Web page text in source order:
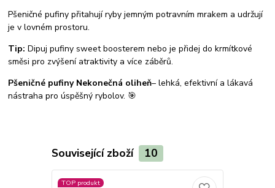
Pšeničné pufiny přitahují ryby jemným potravním mrakem a udržují
je v lovném prostoru.
Tip: Dipuj pufiny sweet boosterem nebo je přidej do krmítkové
směsi pro zvýšení atraktivity a více záběrů.
Pšeničné pufiny Nekonečná oliheň– lehká, efektivní a lákavá
nástraha pro úspěšný rybolov. 🎯
Související zboží 10
TOP produkt